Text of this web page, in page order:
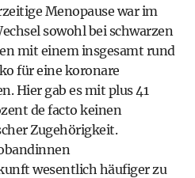
Menopause war im
sowohl bei schwarzen
mit einem insgesamt rund
für eine koronare
Hier gab es mit plus 41
de facto keinen
Zugehörigkeit.
wesentlich häufiger zu